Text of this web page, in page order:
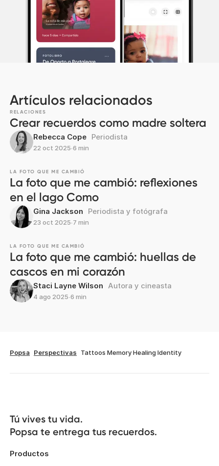
Artículos relacionados
RELACIONES
Crear recuerdos como madre soltera
Rebecca Cope Periodista
22 oct 2025∙6 min
LA FOTO QUE ME CAMBIÓ
La foto que me cambió: reflexiones
en el lago Como
Gina Jackson Periodista y fotógrafa
23 oct 2025∙7 min
LA FOTO QUE ME CAMBIÓ
La foto que me cambió: huellas de
cascos en mi corazón
Staci Layne Wilson Autora y cineasta
4 ago 2025∙6 min
Popsa Perspectivas Tattoos Memory Healing Identity
Tú vives tu vida.
Popsa te entrega tus recuerdos.
Productos